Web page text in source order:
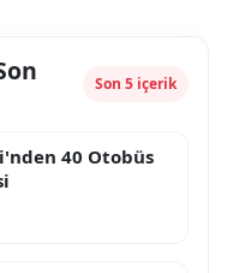
Son 5 içerik
40 Otobüs